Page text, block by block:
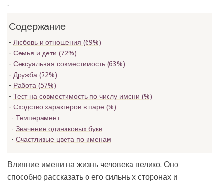
сайте
.
Содержание
Любовь и отношения (69%)
Семья и дети (72%)
Сексуальная совместимость (63%)
Дружба (72%)
Работа (57%)
Тест на совместимость по числу имени (%)
Сходство характеров в паре (%)
Темперамент
Значение одинаковых букв
Счастливые цвета по именам
Влияние имени на жизнь человека велико. Оно
способно рассказать о его сильных сторонах и